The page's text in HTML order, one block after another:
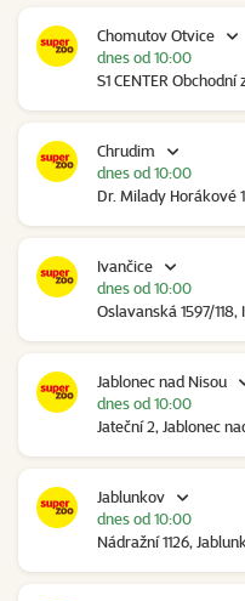
Chomutov Otvice
S1 CENTER
dnes od 10:00
Chrudim
Dr. Milady Horákové
dnes od 10:00
Ivančice
Oslavanská 1597/118,
dnes od 10:00
Jablonec nad Nisou
Jateční 2, Jablonec
dnes od 10:00
Jablunkov
Nádražní 1126,
dnes od 10:00